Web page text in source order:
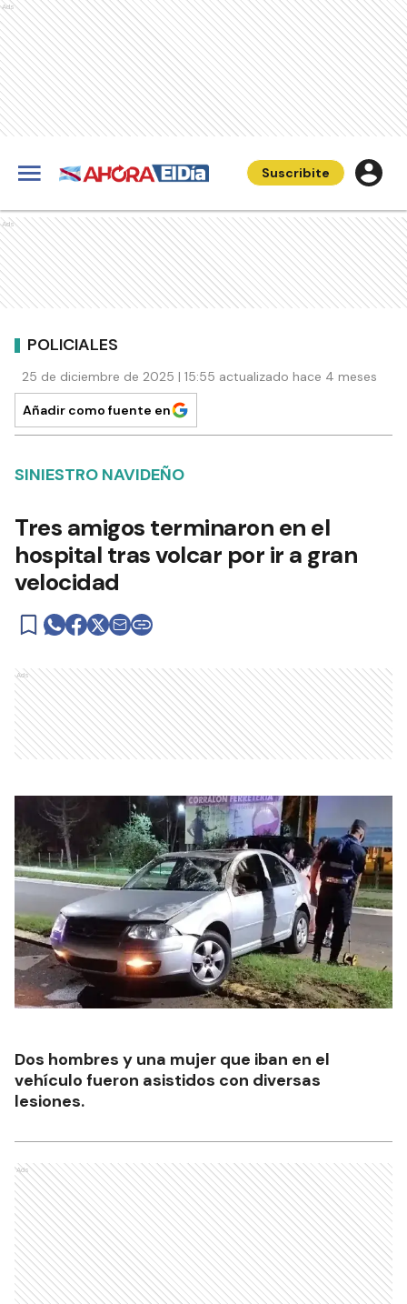
Ads
Suscribite
Ads
POLICIALES
25 de diciembre de 2025 | 15:55 actualizado hace 4 meses
Añadir como fuente en
SINIESTRO NAVIDEÑO
Tres amigos terminaron en el
hospital tras volcar por ir a gran
velocidad
Ads
Dos hombres y una mujer que iban en el
vehículo fueron asistidos con diversas
lesiones.
Ads